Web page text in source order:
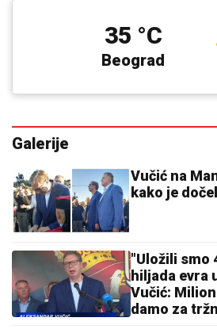
Beograd
35 °C
Galerije
Vučić na
kako je
"Uložili smo
hiljada evra
Vučić:
damo za